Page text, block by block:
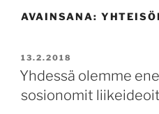
AVAINSANA:
JULKAISTU
13.2.2018
Yhdessä olemme
sosionomit